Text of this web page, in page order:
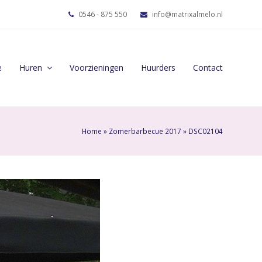
0546 - 875 550 info@matrixalmelo.nl
Huren Voorzieningen Huurders Contact
Home » Zomerbarbecue 2017 » DSC02104